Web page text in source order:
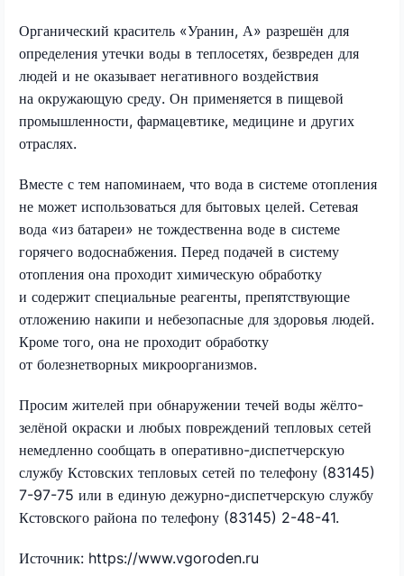
Органический краситель «Уранин, А» разрешён для
определения утечки воды в теплосетях, безвреден для
людей и не оказывает негативного воздействия
на окружающую среду. Он применяется в пищевой
промышленности, фармацевтике, медицине и других
отраслях.
Вместе с тем напоминаем, что вода в системе отопления
не может использоваться для бытовых целей. Сетевая
вода «из батареи» не тождественна воде в системе
горячего водоснабжения. Перед подачей в систему
отопления она проходит химическую обработку
и содержит специальные реагенты, препятствующие
отложению накипи и небезопасные для здоровья людей.
Кроме того, она не проходит обработку
от болезнетворных микроорганизмов.
Просим жителей при обнаружении течей воды жёлто-
зелёной окраски и любых повреждений тепловых сетей
немедленно сообщать в оперативно-диспетчерскую
службу Кстовских тепловых сетей по телефону (83145)
7-97-75 или в единую дежурно-диспетчерскую службу
Кстовского района по телефону (83145) 2-48-41.
Источник: https://www.vgoroden.ru